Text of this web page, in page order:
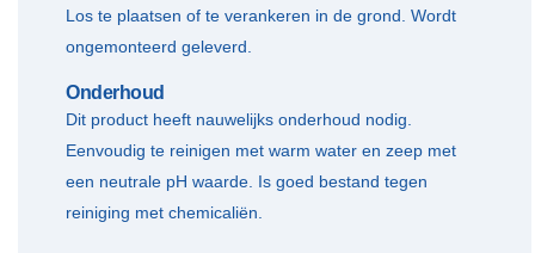
Los te plaatsen of te verankeren in de grond. Wordt
ongemonteerd geleverd.
Onderhoud
Dit product heeft nauwelijks onderhoud nodig.
Eenvoudig te reinigen met warm water en zeep met
een neutrale pH waarde. Is goed bestand tegen
reiniging met chemicaliën.